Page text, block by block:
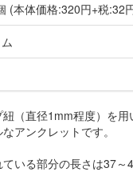
(本体価格:320円+税:32
（直径1mm程度）を
アンクレットです。
いる部分の長さは37～